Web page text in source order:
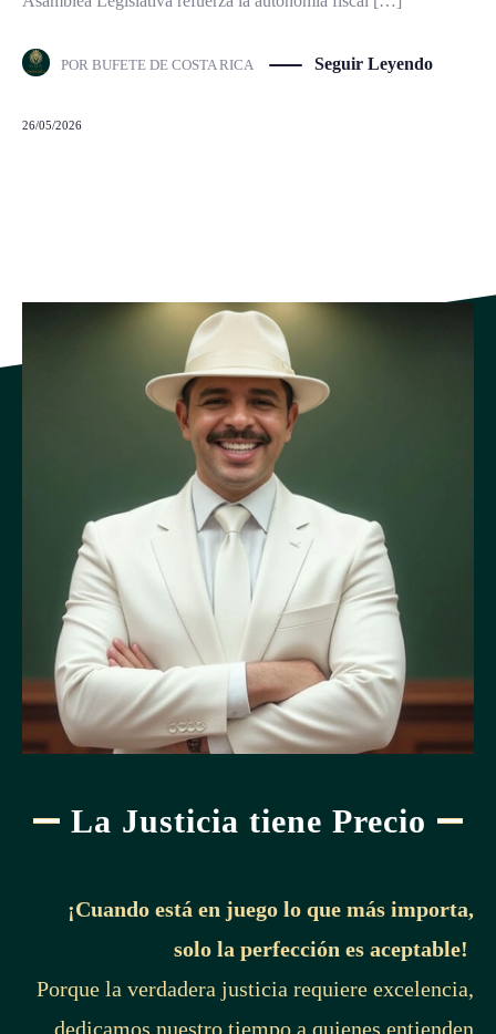
POR BUFETE DE COSTA RICA Seguir Leyendo
26/05/2026
La Justicia tiene Precio
¡Cuando está en juego lo que más importa,
solo la perfección es aceptable!
Porque la verdadera justicia requiere excelencia,
dedicamos nuestro tiempo a quienes entienden